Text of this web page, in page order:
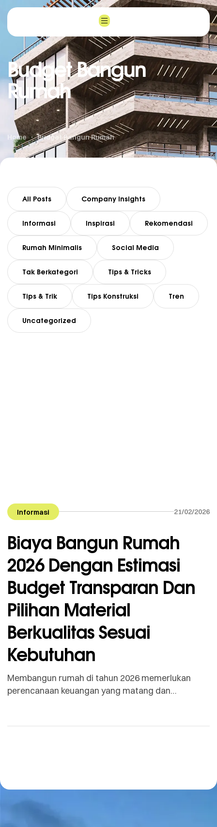
Budget Bangun
Rumah
Home Budget Bangun Rumah
All Posts Company Insights
Informasi Inspirasi Rekomendasi
Rumah Minimalis Social Media
Tak Berkategori Tips & Tricks
Tips & Trik Tips Konstruksi Tren
Uncategorized
Informasi 21/02/2026
Biaya Bangun Rumah
2026 Dengan Estimasi
Budget Transparan Dan
Pilihan Material
Berkualitas Sesuai
Kebutuhan
Membangun rumah di tahun 2026 memerlukan
perencanaan keuangan yang matang dan
kekhawatiran terbesar saat mulai membangun
berjalan lancar tanpa […]